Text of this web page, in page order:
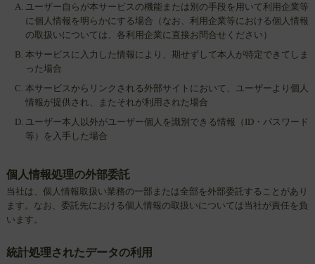
ユーザー自らが本サービスの機能または別の手段を用いて利用企業等
に個人情報を明らかにする場合（なお、利用企業等における個人情報
の取扱いについては、各利用企業に直接お問合せください）
本サービスに入力した情報により、期せずして本人が特定できてしま
った場合
本サービスからリンクされる外部サイトにおいて、ユーザーより個人
情報が提供され、またそれが利用された場合
ユーザー本人以外がユーザー個人を識別できる情報（ID・パスワード
等）を入手した場合
個人情報処理の外部委託
当社は、個人情報取扱い業務の一部または全部を外部委託することがあり
ます。なお、委託先における個人情報の取扱いについては当社が責任を負
います。
統計処理されたデータの利用